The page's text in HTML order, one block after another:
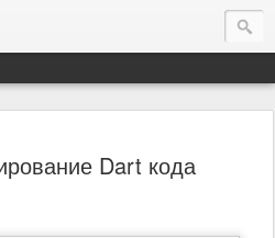
Dart кода